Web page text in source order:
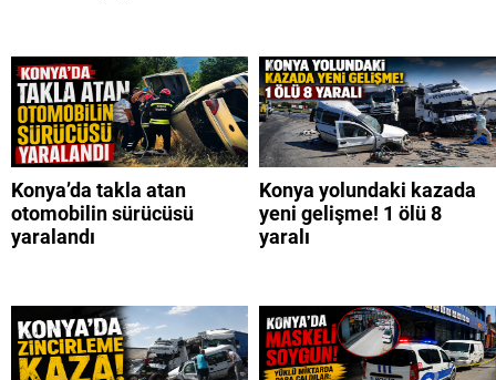
Konya’da takla atan
otomobilin sürücüsü
yaralandı
Konya yolundaki kazada
yeni gelişme! 1 ölü 8
yaralı